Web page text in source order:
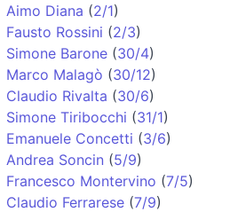
Aimo Diana (2/1)
Fausto Rossini (2/3)
Simone Barone (30/4)
Marco Malagò (30/12)
Claudio Rivalta (30/6)
Simone Tiribocchi (31/1)
Emanuele Concetti (3/6)
Andrea Soncin (5/9)
Francesco Montervino (7/5)
Claudio Ferrarese (7/9)